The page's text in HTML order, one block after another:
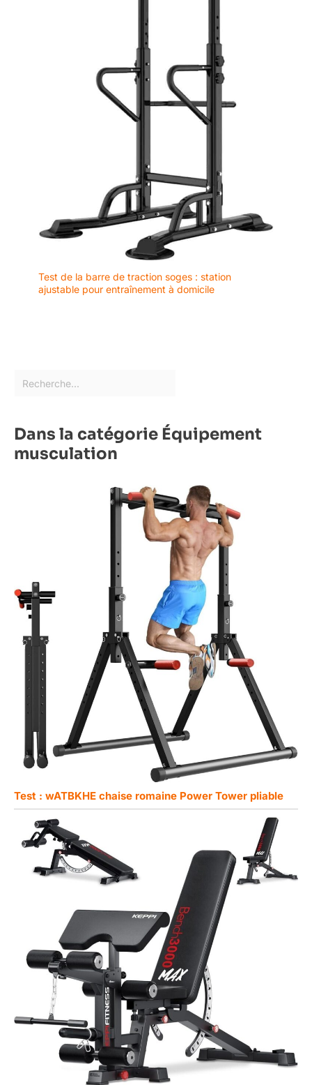
aspect élégant et
pendant une période
beaucoup plus
longue par rapport
aux finitions mates
traditionnelles.
Test de la barre de traction soges : station
ajustable pour entraînement à domicile
Dans la catégorie Équipement
musculation
Test : wATBKHE chaise romaine Power Tower pliable